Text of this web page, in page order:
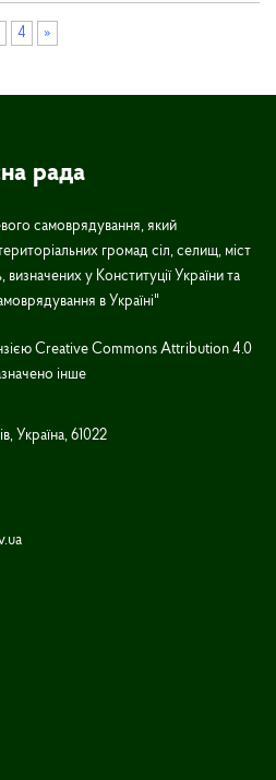
4 »
рада
самоврядування, який
громад сіл, селищ, міст
у Конституції України та
в Україні"
Creative Commons Attribution 4.0
інше
Україна, 61022